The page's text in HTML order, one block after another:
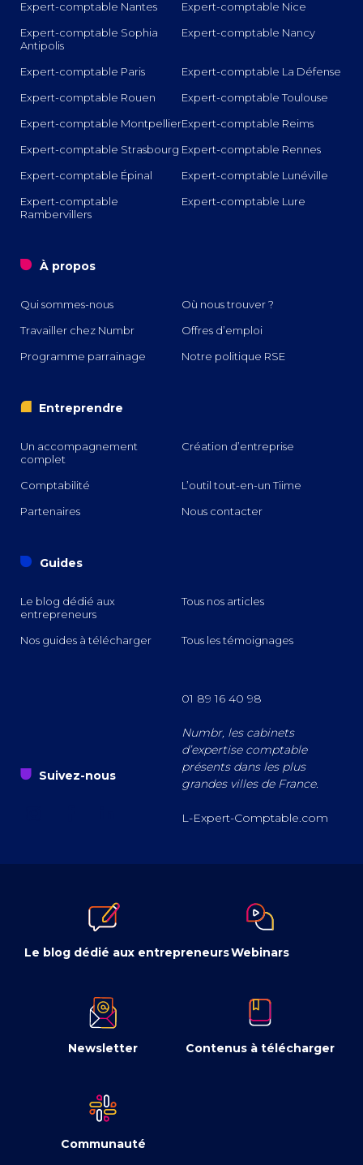
Expert-comptable Nantes
Expert-comptable Nice
Expert-comptable Sophia
Antipolis
Expert-comptable Nancy
Expert-comptable Paris
Expert-comptable La Défense
Expert-comptable Rouen
Expert-comptable Toulouse
Expert-comptable MontpellierExpert-comptable Reims
Expert-comptable Strasbourg Expert-comptable Rennes
Expert-comptable Épinal
Expert-comptable Lunéville
Expert-comptable
Rambervillers
Expert-comptable Lure
o À propos
Qui sommes-nous
Où nous trouver ?
Travailler chez Numbr
Offres d’emploi
Programme parrainage
Notre politique RSE
i Entreprendre
Un accompagnement
complet
Création d’entreprise
Comptabilité
L’outil tout-en-un Tiime
Partenaires
Nous contacter
o Guides
Le blog dédié aux
entrepreneurs
Tous nos articles
Nos guides à télécharger Tous les témoignages
s Suivez-nous
01 89 16 40 98
Numbr, les cabinets
d’expertise comptable
présents dans les plus
grandes villes de France.
L-Expert-Comptable.com
Le blog dédié aux entrepreneursWebinars
Newsletter Contenus à télécharger
Communauté